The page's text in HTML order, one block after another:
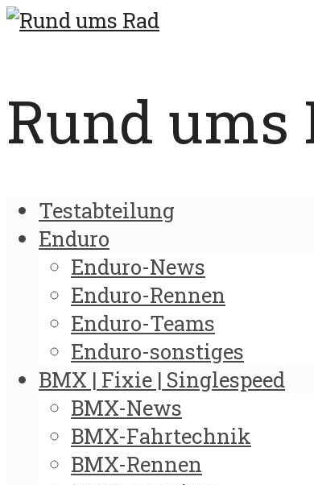
Rund ums
Testabteilung
Enduro
Enduro-News
Enduro-Rennen
Enduro-Teams
Enduro-sonstiges
BMX | Fixie | Singlespeed
BMX-News
BMX-Fahrtechnik
BMX-Rennen